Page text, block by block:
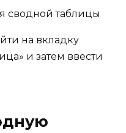
на вкладку
и затем ввести